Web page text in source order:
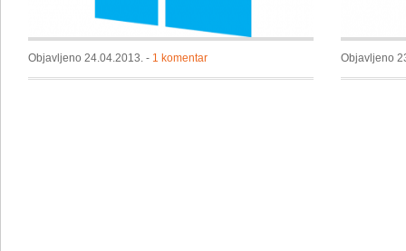
Objavljeno 24.04.2013. - 1 komentar Objavljeno